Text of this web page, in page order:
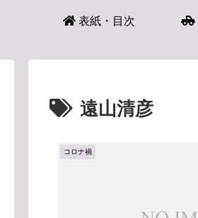
表紙・目次
遠山清彦
コロナ禍